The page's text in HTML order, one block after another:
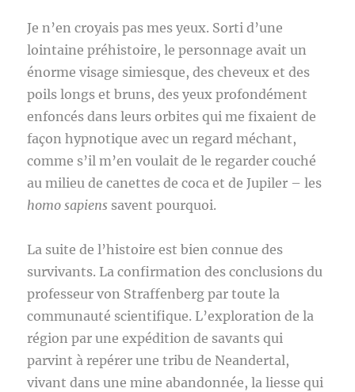
Je n’en croyais pas mes yeux. Sorti d’une
lointaine préhistoire, le personnage avait un
énorme visage simiesque, des cheveux et des
poils longs et bruns, des yeux profondément
enfoncés dans leurs orbites qui me fixaient de
façon hypnotique avec un regard méchant,
comme s’il m’en voulait de le regarder couché
au milieu de canettes de coca et de Jupiler – les
homo sapiens savent pourquoi.
La suite de l’histoire est bien connue des
survivants. La confirmation des conclusions du
professeur von Straffenberg par toute la
communauté scientifique. L’exploration de la
région par une expédition de savants qui
parvint à repérer une tribu de Neandertal,
vivant dans une mine abandonnée, la liesse qui